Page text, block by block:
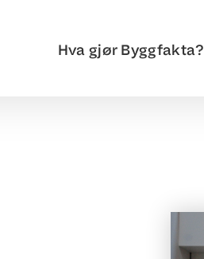
Hva gjør Byggfakta?